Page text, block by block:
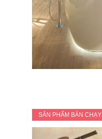
SẢN PHẨM BÁN CHẠY